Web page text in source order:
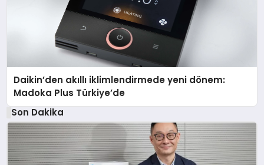
Daikin’den akıllı iklimlendirmede yeni dönem:
Madoka Plus Türkiye’de
Son Dakika